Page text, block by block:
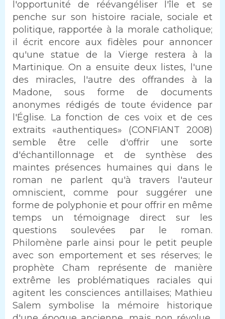
l'opportunité de réévangéliser l'île et se
penche sur son histoire raciale, sociale et
politique, rapportée à la morale catholique;
il écrit encore aux fidèles pour annoncer
qu'une statue de la Vierge restera à la
Martinique. On a ensuite deux listes, l'une
des miracles, l'autre des offrandes à la
Madone, sous forme de documents
anonymes rédigés de toute évidence par
l'Église. La fonction de ces voix et de ces
extraits «authentiques» (CONFIANT 2008)
semble être celle d'offrir une sorte
d'échantillonnage et de synthèse des
maintes présences humaines qui dans le
roman ne parlent qu'à travers l'auteur
omniscient, comme pour suggérer une
forme de polyphonie et pour offrir en même
temps un témoignage direct sur les
questions soulevées par le roman.
Philomène parle ainsi pour le petit peuple
avec son emportement et ses réserves; le
prophète Cham représente de manière
extrême les problématiques raciales qui
agitent les consciences antillaises; Mathieu
Salem symbolise la mémoire historique